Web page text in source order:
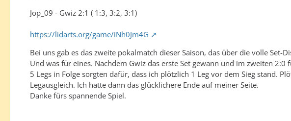
Jop_09 - Gwiz 2:1 ( 1:3, 3:2, 3:1)
https://lidarts.org/game/iNh0Jm4G
Bei uns gab es das zweite pokalmatch dieser Saison, das über die volle Set-
Und was für eines. Nachdem Gwiz das erste Set gewann und im zweiten
5 Legs in Folge sorgten dafür, dass ich plötzlich 1 Leg vor dem Sieg stand.
Legausgleich. Ich hatte dann das glücklichere Ende auf meiner Seite.
Danke fürs spannende Spiel.